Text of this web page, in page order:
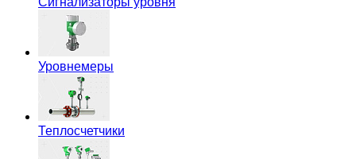
Уровнемеры
Теплосчетчики